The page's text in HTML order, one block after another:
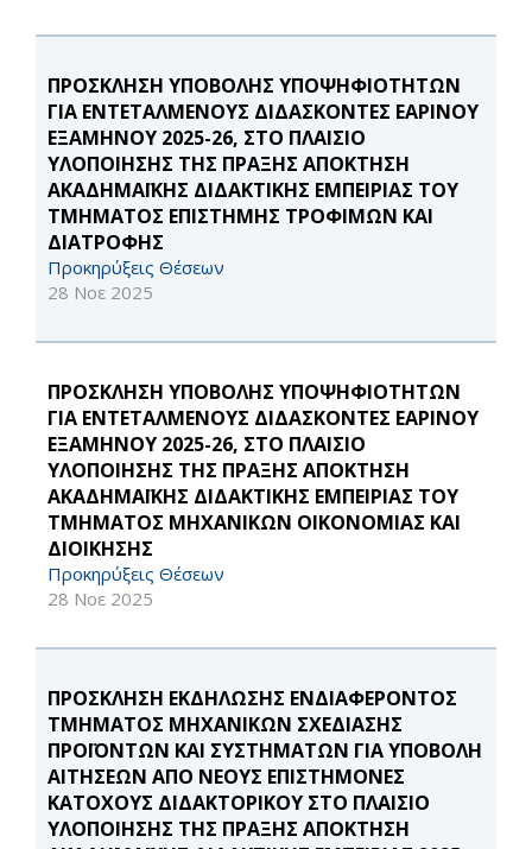
ΠΡΟΣΚΛΗΣΗ ΥΠΟΒΟΛΗΣ ΥΠΟΨΗΦΙΟΤΗΤΩΝ
ΓΙΑ ΕΝΤΕΤΑΛΜΕΝΟΥΣ ΔΙΔΑΣΚΟΝΤΕΣ ΕΑΡΙΝΟΥ
ΕΞΑΜΗΝΟΥ 2025-26, ΣΤΟ ΠΛΑΙΣΙΟ
ΥΛΟΠΟΙΗΣΗΣ ΤΗΣ ΠΡΑΞΗΣ ΑΠΟΚΤΗΣΗ
ΑΚΑΔΗΜΑΪΚΗΣ ΔΙΔΑΚΤΙΚΗΣ ΕΜΠΕΙΡΙΑΣ ΤΟΥ
ΤΜΗΜΑΤΟΣ ΕΠΙΣΤΗΜΗΣ ΤΡΟΦΙΜΩΝ ΚΑΙ
ΔΙΑΤΡΟΦΗΣ
Προκηρύξεις Θέσεων
28 Νοε 2025
ΠΡΟΣΚΛΗΣΗ ΥΠΟΒΟΛΗΣ ΥΠΟΨΗΦΙΟΤΗΤΩΝ
ΓΙΑ ΕΝΤΕΤΑΛΜΕΝΟΥΣ ΔΙΔΑΣΚΟΝΤΕΣ ΕΑΡΙΝΟΥ
ΕΞΑΜΗΝΟΥ 2025-26, ΣΤΟ ΠΛΑΙΣΙΟ
ΥΛΟΠΟΙΗΣΗΣ ΤΗΣ ΠΡΑΞΗΣ ΑΠΟΚΤΗΣΗ
ΑΚΑΔΗΜΑΪΚΗΣ ΔΙΔΑΚΤΙΚΗΣ ΕΜΠΕΙΡΙΑΣ ΤΟΥ
ΤΜΗΜΑΤΟΣ ΜΗΧΑΝΙΚΩΝ ΟΙΚΟΝΟΜΙΑΣ ΚΑΙ
ΔΙΟΙΚΗΣΗΣ
Προκηρύξεις Θέσεων
28 Νοε 2025
ΠΡΟΣΚΛΗΣΗ ΕΚΔΗΛΩΣΗΣ ΕΝΔΙΑΦΕΡΟΝΤΟΣ
ΤΜΗΜΑΤΟΣ ΜΗΧΑΝΙΚΩΝ ΣΧΕΔΙΑΣΗΣ
ΠΡΟΪΟΝΤΩΝ ΚΑΙ ΣΥΣΤΗΜΑΤΩΝ ΓΙΑ ΥΠΟΒΟΛΗ
ΑΙΤΗΣΕΩΝ ΑΠΟ ΝΕΟΥΣ ΕΠΙΣΤΗΜΟΝΕΣ
ΚΑΤΟΧΟΥΣ ΔΙΔΑΚΤΟΡΙΚΟΥ ΣΤΟ ΠΛΑΙΣΙΟ
ΥΛΟΠΟΙΗΣΗΣ ΤΗΣ ΠΡΑΞΗΣ ΑΠΟΚΤΗΣΗ